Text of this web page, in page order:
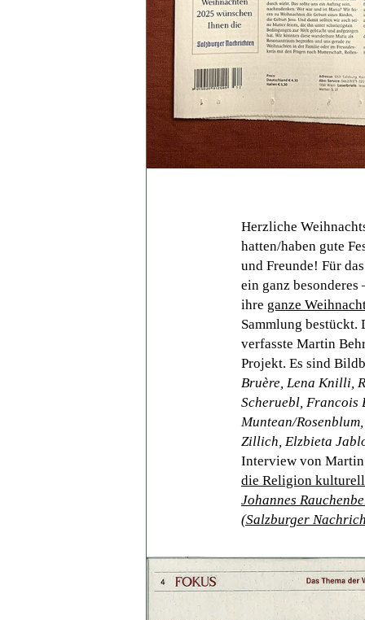
Herzliche
hatten/haben gute
und Freunde! Für
ein ganz
ihre ganze
Sammlung bestückt.
verfasste Martin
Projekt. Es sind
Bruère, Lena Knilli,
Scheruebl, Francois
Muntean/
Zillich, Elzbieta
Interview von
die Religion
Johannes
(Salzburger